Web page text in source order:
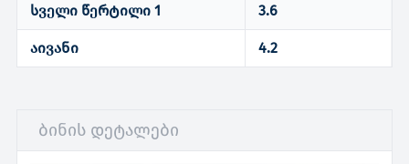
სველი წერტილი 1 3.6
აივანი 4.2
ბინის დეტალები